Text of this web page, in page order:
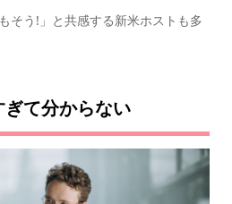
そう!」と共感する新米ホストも多
ぎて分からない